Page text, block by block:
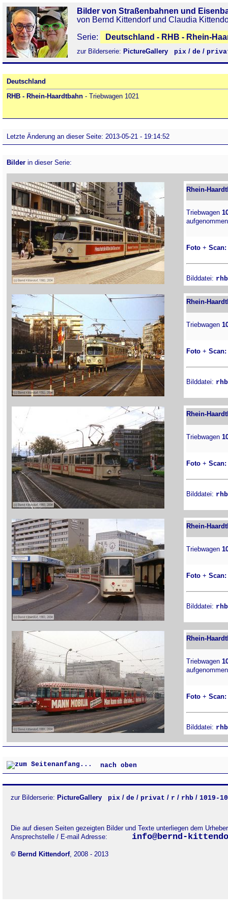
Bilder von Straßenbahnen und
von Bernd Kittendorf und Claudia
Serie:
Deutschland - RHB - Rhein-
zur Bilderserie: PictureGallery pix / de /
Deutschland
RHB - Rhein-Haardtbahn - Triebwagen 1021
Letzte Änderung an dieser Seite: 2013-05-21 - 19:14:52
Bilder in dieser Serie:
Rhein-
Triebwagen
Foto + Scan:
Bilddatei:
Rhein-
Triebwagen
Foto + Scan:
Bilddatei:
Rhein-
Triebwagen
Foto + Scan:
Bilddatei:
Rhein-
Triebwagen
Foto + Scan:
Bilddatei:
Rhein-
Triebwagen
Foto + Scan:
Bilddatei:
nach oben
zur Bilderserie: PictureGallery pix / de / privat / r / rhb / 1019-
Die auf diesen Seiten gezeigten Bilder und Texte unterliegen dem
Ansprechstelle / E-mail Adresse:
info@bernd-
© Bernd Kittendorf, 2008 - 2013